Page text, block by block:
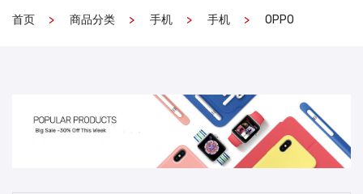
首页 商品分类 手机 手机 OPPO